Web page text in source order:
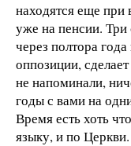
находятся еще при
уже на пенсии.
через полтора
оппозиции,
не напоминали,
годы с вами на
Время есть хоть
языку, и по Церкви.